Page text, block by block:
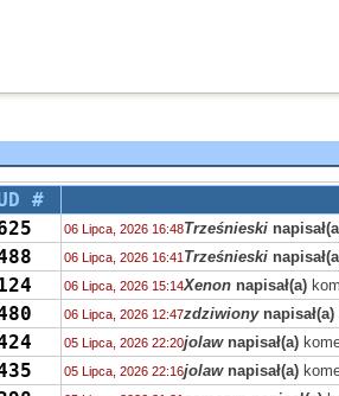
#
06 Lipca, 2026 16:48Trześnieski
06 Lipca, 2026 16:41 Trześnieski
06 Lipca, 2026 15:14Xenon napisał(a)
06 Lipca, 2026 12:47zdziwionynapisał(a)
05 Lipca, 2026 22:20jolawnapisał(a)
05 Lipca, 2026 22:16jolawnapisał(a)